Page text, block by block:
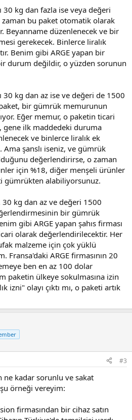
30 kg dan fazla ise veya değeri
bu paket otomatik olarak
Beyanname düzenlenecek ve bir
gerekecek. Binlerce liralık
Benim gibi ARGE yapan bir
durum değildir, o yüzden sorunun
30 kg dan az ise ve değeri de 1500
bir gümrük memurunun
Eğer memur, o paketin ticari
ilk maddedeki duruma
ve binlerce liralık ek
şanslı iseniz, ve gümrük
değerlendirirse, o zaman
için %18, diğer menşeli ürünler
gümrükten alabiliyorsunuz.
kg dan az ve değeri 1500
bir gümrük
gibi ARGE yapan şahıs firması
olarak değerlendirilecektir. Her
malzeme için çok yüklü
Fransa'daki ARGE firmasının 20
ben en az 100 dolar
paketin ülkeye sokulmasına izin
izni" olayı çıktı mı, o paketi artık
#3
kadar sorunlu ve sakat
örneği vereyim:
firmasından bir cihaz satın